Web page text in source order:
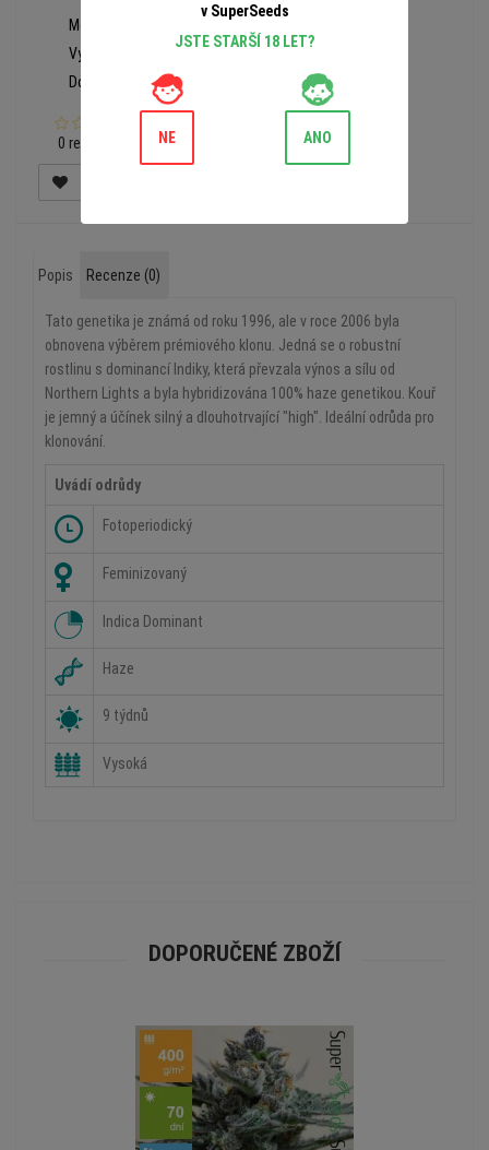
Model:
Výrobce:
Dutch Passion
Dostupnost:
Prodáno
0 recenzí
Popis Recenze (0)
Tato genetika je známá od roku 1996, ale v roce 2006 byla
obnovena výběrem prémiového klonu. Jedná se o robustní
rostlinu s dominancí Indiky, která převzala výnos a sílu od
Northern Lights a byla hybridizována 100% haze genetikou. Kouř
je jemný a účínek silný a dlouhotrvající "high". Ideální odrůda pro
klonování.
Uvádí odrůdy
Fotoperiodický
Feminizovaný
Indica Dominant
Haze
9 týdnů
Vysoká
DOPORUČENÉ ZBOŽÍ
v SuperSeeds
JSTE STARŠÍ 18 LET?
NE ANO